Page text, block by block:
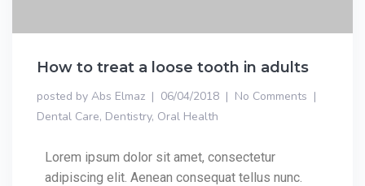
How to treat a loose tooth in adults
posted by Abs Elmaz 06/04/2018
No Comments
Dental Care, Dentistry, Oral Health
Lorem ipsum dolor sit amet, consectetur
adipiscing elit. Aenean consequat tellus nunc.